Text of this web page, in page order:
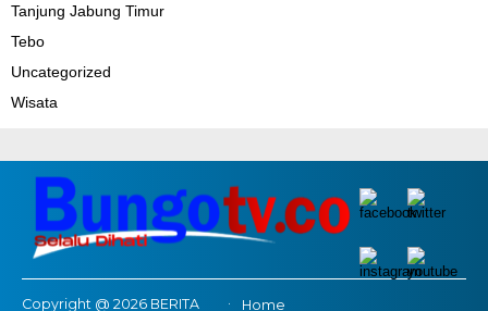
Tanjung Jabung Timur
Tebo
Uncategorized
Wisata
Copyright @ 2026 BERITA Home